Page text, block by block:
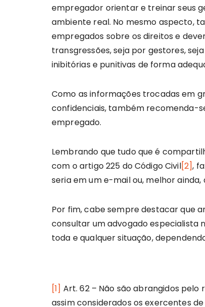
empregador orientar e treinar seus
ambiente real. No mesmo aspecto,
empregados sobre os direitos e
transgressões, seja por gestores,
inibitórias e punitivas de forma
Como as informações trocadas em
confidenciais, também recomenda-
empregado.
Lembrando que tudo que é
com o artigo 225 do Código Civil[2],
seria em um e-mail ou, melhor
Por fim, cabe sempre destacar que
consultar um advogado especialista
toda e qualquer situação,
[1] Art. 62 – Não são abrangidos
assim considerados os exercentes